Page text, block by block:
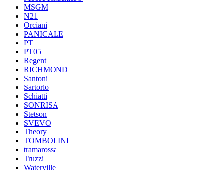
MSGM
N21
Orciani
PANICALE
PT
PT05
Regent
RICHMOND
Santoni
Sartorio
Schiatti
SONRISA
Stetson
SVEVO
Theory
TOMBOLINI
tramarossa
Truzzi
Waterville